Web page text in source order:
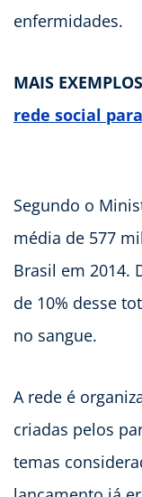
enfermidades.
MAIS
rede social
Segundo o
média de 577
Brasil em 2014.
de 10% desse
no sangue.
A rede é
criadas pelos
temas